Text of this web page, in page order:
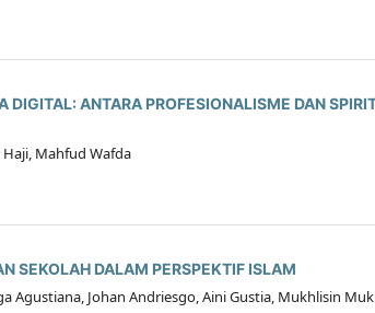
DIGITAL: ANTARA PROFESIONALISME DAN
Mahfud Wafda
SEKOLAH DALAM PERSPEKTIF ISLAM
Agustiana, Johan Andriesgo, Aini Gustia, Mukhlisin